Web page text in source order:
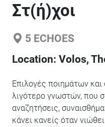
Στ(ή)χοι
5 ECHOES
Location: Volos,
Επιλογές ποιημάτων
λιγότερο γνωστών, που
αναζητήσεις,
κάνει κανείς όταν